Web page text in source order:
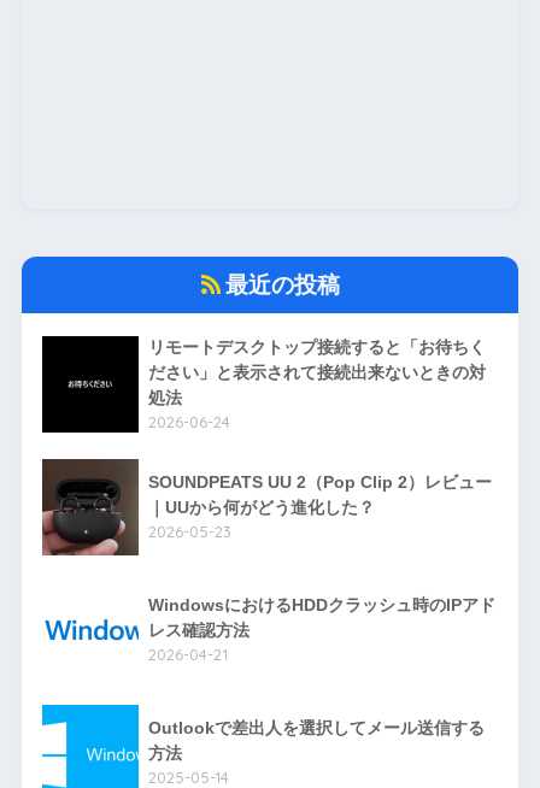
最近の投稿
リモートデスクトップ接続すると「お待ちく
ださい」と表示されて接続出来ないときの対
処法
2026-06-24
SOUNDPEATS UU 2（Pop Clip 2）レビュー
｜UUから何がどう進化した？
2026-05-23
WindowsにおけるHDDクラッシュ時のIPアド
レス確認方法
2026-04-21
Outlookで差出人を選択してメール送信する
方法
2025-05-14